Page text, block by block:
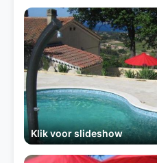
Klik voor slideshow